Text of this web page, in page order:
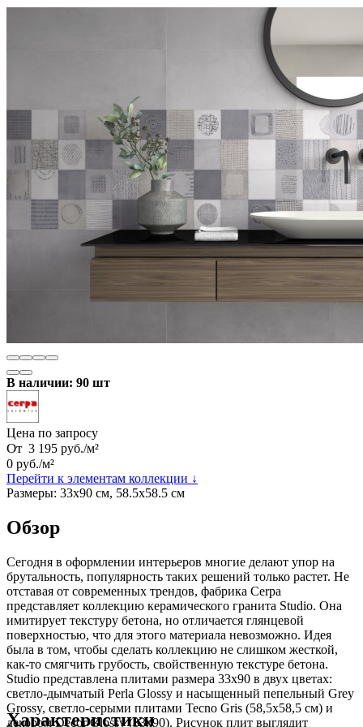
В наличии: 90 шт
Цена по запросу
От 3 195 руб./м²
0 руб./м²
Перейти к элементам коллекции ↓
Размеры: 33х90 см, 58.5х58.5 см
Обзор
Сегодня в оформлении интерьеров многие делают упор на
брутальность, популярность таких решений только растет. Не
отставая от современных трендов, фабрика Cerpa
представляет коллекцию керамического гранита Studio. Она
имитирует текстуру бетона, но отличается глянцевой
поверхностью, что для этого материала невозможно. Идея
была в том, чтобы сделать коллекцию не слишком жесткой,
как-то смягчить грубость, свойственную текстуре бетона.
Studio представлена плитами размера 33х90 в двух цветах:
светло-дымчатый Perla Glossy и насыщенный пепельный Grey
Grossy, светло-серыми плитами Tecno Gris (58,5x58,5 см) и
декором Decor Glossy (33x90). Рисунок плит выглядит
Характеристики